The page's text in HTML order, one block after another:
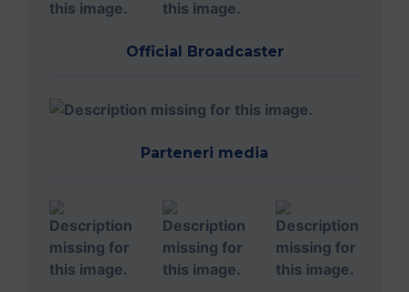
Official Broadcaster
Parteneri media